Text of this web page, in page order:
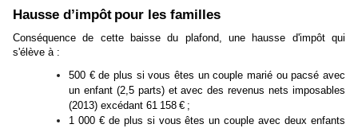
Hausse d’impôt pour les familles
Conséquence de cette baisse du plafond, une hausse d'impôt qui
s'élève à :
500 € de plus si vous êtes un couple marié ou pacsé avec
un enfant (2,5 parts) et avec des revenus nets imposables
(2013) excédant 61 158 € ;
1 000 € de plus si vous êtes un couple avec deux enfants